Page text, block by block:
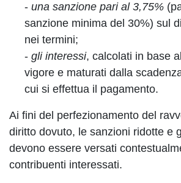
- una sanzione pari al 3,75%
sanzione minima del 30%) sul
nei termini;
- gli interessi, calcolati in base
vigore e maturati dalla
cui si effettua il pagamento.
Ai fini del perfezionamento del
diritto dovuto, le sanzioni ridotte e
devono essere versati
contribuenti interessati.